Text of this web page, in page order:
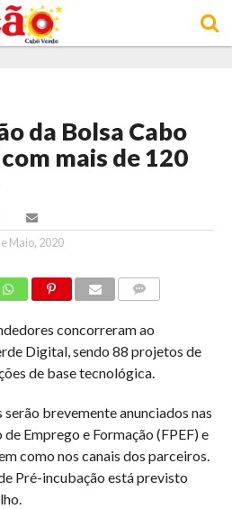
da Bolsa Cabo
mais de 120
Maio, 2020
concorreram ao
Digital, sendo 88 projetos de
de base tecnológica.
brevemente anunciados nas
Emprego e Formação (FPEF) e
como nos canais dos parceiros.
Pré-incubação está previsto